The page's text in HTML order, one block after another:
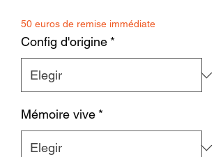
50 euros de remise immédiate
Config d'origine *
Mémoire vive *